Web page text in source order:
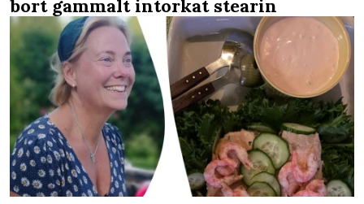
bort gammalt intorkat stearin